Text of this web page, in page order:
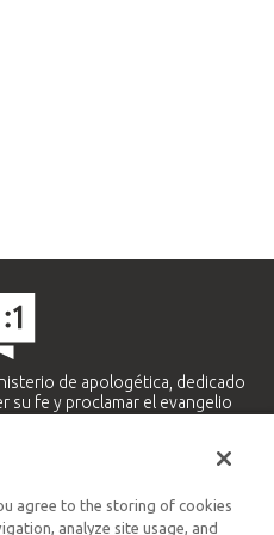
de apologética, dedicado
su fe y proclamar el evangelio
Hispano y Latinoamericano
agree to the storing of cookies
analyze site usage, and